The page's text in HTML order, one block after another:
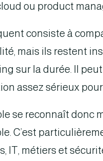
ou product
consiste à
mais ils restent
sur la durée. Il
assez sérieux
se reconnaît donc
C’est
IT, métiers et